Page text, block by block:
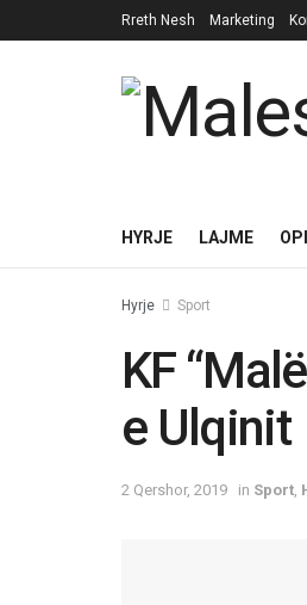
Rreth Nesh Marketing
HYRJE LAJME
Hyrje Sport
KF
e Ulqinit
2 Qershor, 2019 in Sport